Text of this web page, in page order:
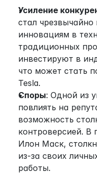
Усиление
стал
инновациям в
традиционных
инвестируют в
что может стать
Tesla.
Споры: Одной из
повлиять на
возможность
контроверсией. В
Илон Маск,
из-за своих
работы.